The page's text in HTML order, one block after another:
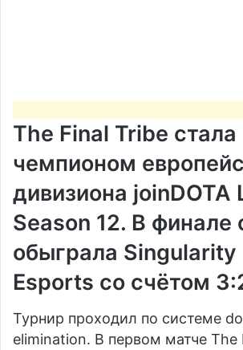
The Final Tribe стала
чемпионом
дивизиона joinDOTA
Season 12. В финале
обыграла Singularity
Esports со счётом
Турнир проходил по системе
elimination. В первом матче The